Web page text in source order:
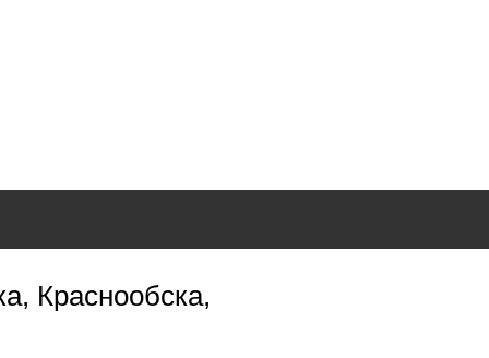
Краснообска,